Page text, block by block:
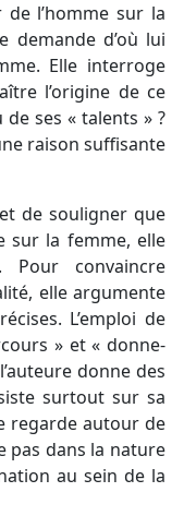
l’homme sur la
demande d’où lui
Elle interroge
l’origine de ce
ses « talents » ?
raison suffisante
de souligner que
sur la femme, elle
Pour convaincre
elle argumente
L’emploi de
» et « donne-
donne des
surtout sur sa
regarde autour de
pas dans la nature
au sein de la